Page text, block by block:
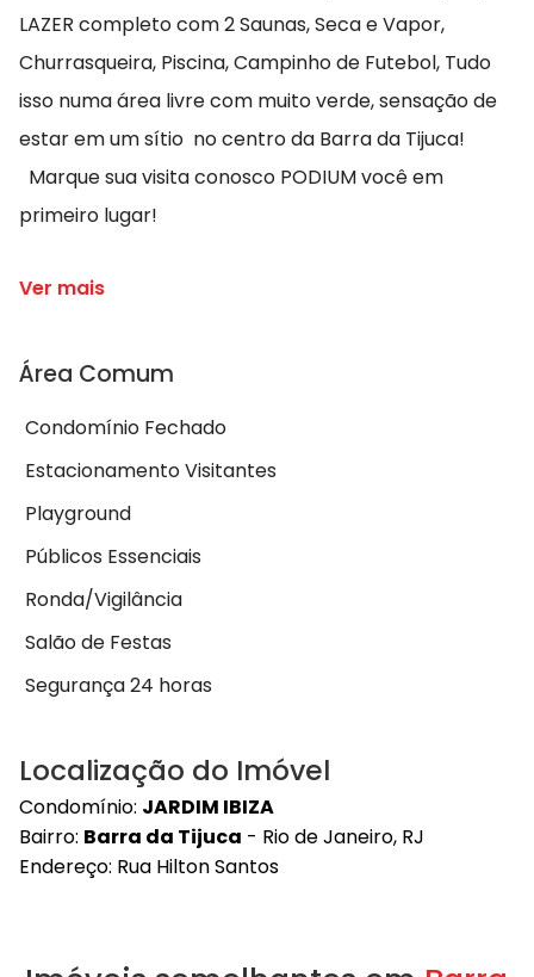
LAZER completo com 2 Saunas, Seca e Vapor,
Churrasqueira, Piscina, Campinho de Futebol, Tudo
isso numa área livre com muito verde, sensação de
estar em um sítio no centro da Barra da Tijuca!
Marque sua visita conosco PODIUM você em
primeiro lugar!
Ver mais
Área Comum
Condomínio Fechado
Estacionamento Visitantes
Playground
Públicos Essenciais
Ronda/Vigilância
Salão de Festas
Segurança 24 horas
Localização do Imóvel
Condomínio: JARDIM IBIZA
Bairro: Barra da Tijuca - Rio de Janeiro, RJ
Endereço: Rua Hilton Santos